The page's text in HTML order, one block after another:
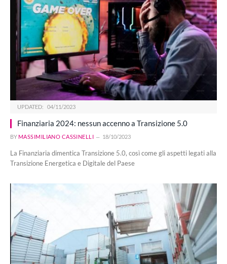
UPDATED: 04/11/2023
Finanziaria 2024: nessun accenno a Transizione 5.0
BY MASSIMILIANO CASSINELLI 18/10/2023
La Finanziaria dimentica Transizione 5.0, così come gli aspetti legati alla
Transizione Energetica e Digitale del Paese